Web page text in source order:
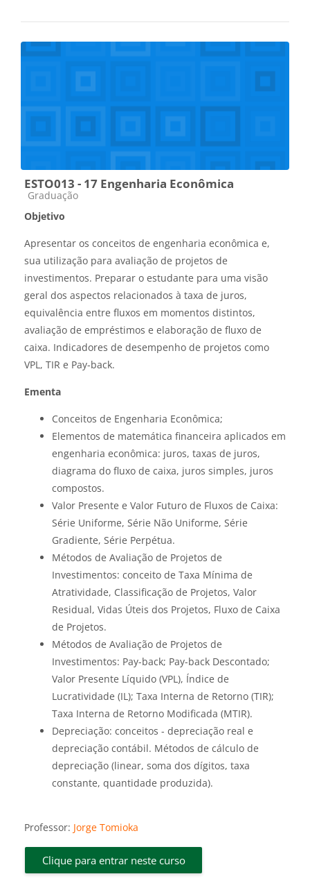
ESTO013 - 17 Engenharia Econômica
Categoria do curso
Graduação
Objetivo
Apresentar os conceitos de engenharia econômica e,
sua utilização para avaliação de projetos de
investimentos. Preparar o estudante para uma visão
geral dos aspectos relacionados à taxa de juros,
equivalência entre fluxos em momentos distintos,
avaliação de empréstimos e elaboração de fluxo de
caixa. Indicadores de desempenho de projetos como
VPL, TIR e Pay-back.
Ementa
Conceitos de Engenharia Econômica;
Elementos de matemática financeira aplicados em
engenharia econômica: juros, taxas de juros,
diagrama do fluxo de caixa, juros simples, juros
compostos.
Valor Presente e Valor Futuro de Fluxos de Caixa:
Série Uniforme, Série Não Uniforme, Série
Gradiente, Série Perpétua.
Métodos de Avaliação de Projetos de
Investimentos: conceito de Taxa Mínima de
Atratividade, Classificação de Projetos, Valor
Residual, Vidas Úteis dos Projetos, Fluxo de Caixa
de Projetos.
Métodos de Avaliação de Projetos de
Investimentos: Pay-back; Pay-back Descontado;
Valor Presente Líquido (VPL), Índice de
Lucratividade (IL); Taxa Interna de Retorno (TIR);
Taxa Interna de Retorno Modificada (MTIR).
Depreciação: conceitos - depreciação real e
depreciação contábil. Métodos de cálculo de
depreciação (linear, soma dos dígitos, taxa
constante, quantidade produzida).
Professor: Jorge Tomioka
Clique para entrar neste curso